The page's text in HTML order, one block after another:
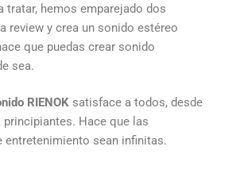
tratar, hemos emparejado dos
review y crea un sonido estéreo
que puedas crear sonido
sea.
RIENOK satisface a todos, desde
Hace que las
entretenimiento sean infinitas.